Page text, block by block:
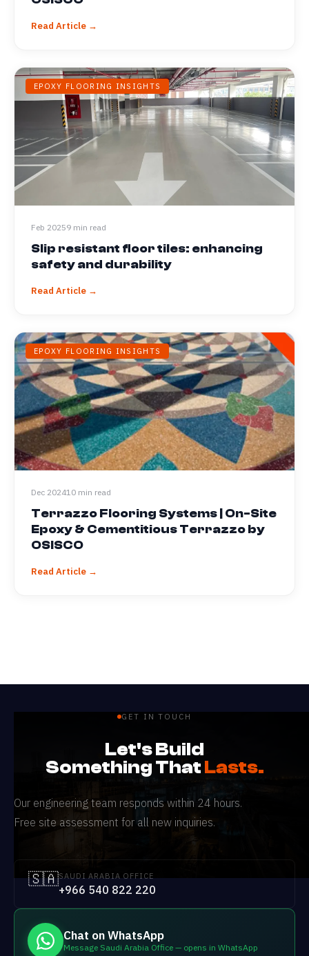
Read Article →
EPOXY FLOORING INSIGHTS
Feb 20259 min read
Slip resistant floor tiles: enhancing
safety and durability
Read Article →
EPOXY FLOORING INSIGHTS
Dec 202410 min read
Terrazzo Flooring Systems | On-Site
Epoxy & Cementitious Terrazzo by
OSISCO
Read Article →
GET IN TOUCH
Let's Build
Something ThatLasts.
Our engineering team responds within 24 hours.
Free site assessment for all new inquiries.
🇸🇦SAUDI ARABIA OFFICE
+966 540 822 220
Chat on WhatsApp
Message Saudi Arabia Office — opens in WhatsApp